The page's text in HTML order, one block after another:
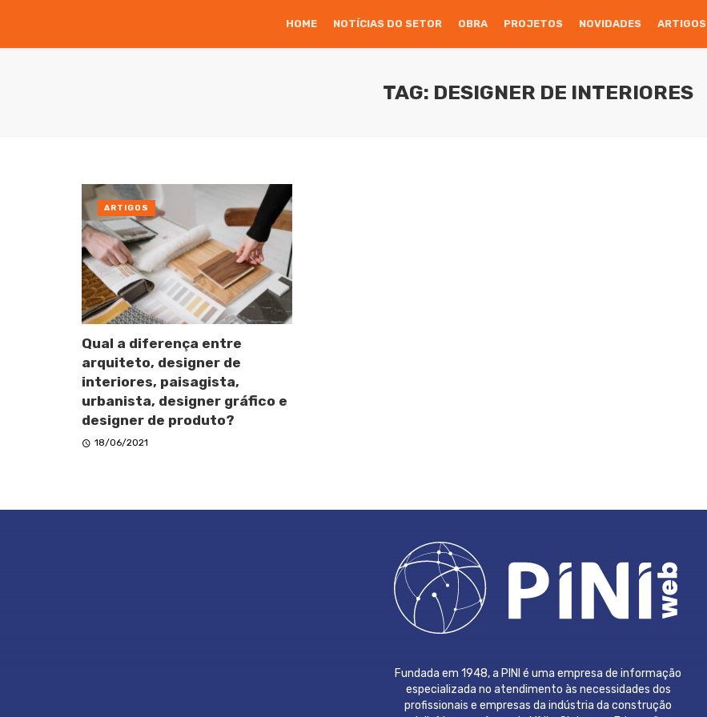
HOME NOTÍCIAS DO SETOR OBRA PROJETOS NOVIDADES ARTIGOS
TAG: DESIGNER DE INTERIORES
Qual a diferença entre
arquiteto, designer de
interiores, paisagista,
urbanista, designer gráfico e
designer de produto?
18/06/2021
ARTIGOS
Fundada em 1948, a PINI é uma empresa de informação
especializada no atendimento às necessidades dos
profissionais e empresas da indústria da construção